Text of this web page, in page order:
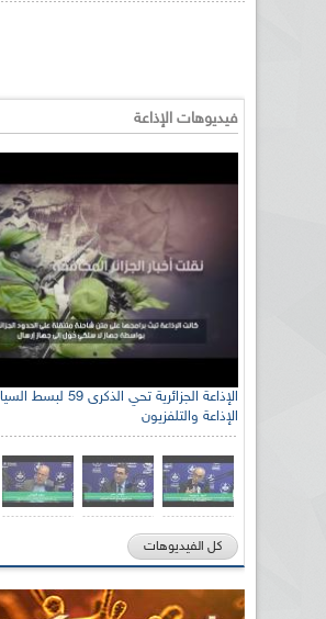
فيديوهات الإذاعة
الإذاعة الجزائرية تحي
الإذاعة والتلفزيون
كل الفيديوهات